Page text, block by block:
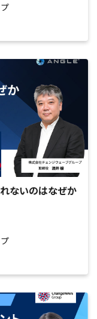
ないのはなぜか